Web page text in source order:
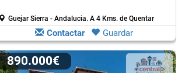
Guejar Sierra - Andalucia. A 4 Kms. de Quentar
Contactar Guardar
890.000€